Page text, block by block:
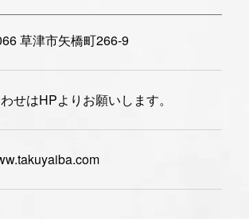
草津市矢橋町266-9
せはHPよりお願いします。